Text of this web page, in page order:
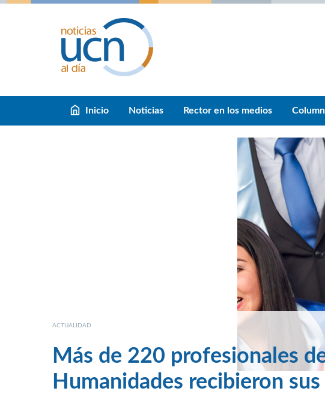
Inicio Noticias Rector en los medios
ACTUALIDAD
Más de 220 profesionales
Humanidades recibieron